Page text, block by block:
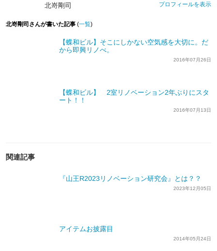
北嵜剛司 プロフィールを表示
北嵜剛司さんが書いた記事 (一覧)
【蝶和ビル】そこにしかない空気感を大切に。だ
から即興リノべ。
2016年07月26日
【蝶和ビル】 2室リノベーション2年ぶりにスタ
ート！！
2016年07月13日
関連記事
『山王R2023リノベーション研究会』とは？？
2023年12月05日
アイテムお披露目
2014年05月24日